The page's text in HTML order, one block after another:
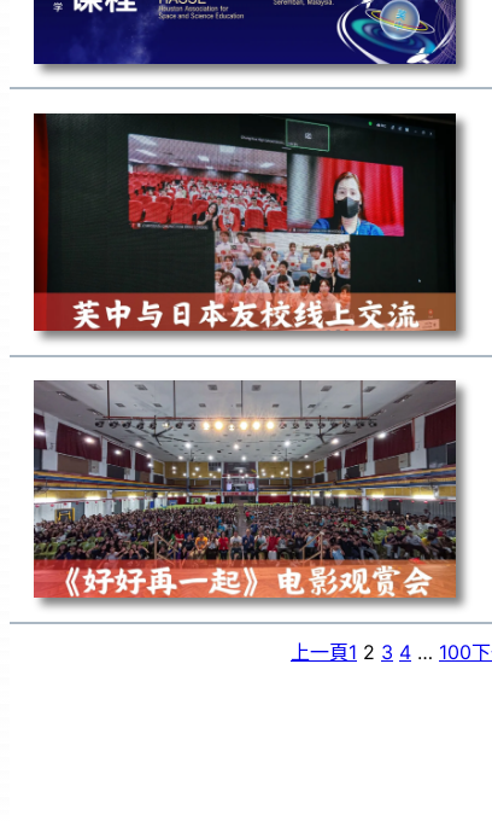
上一頁1 2 3 4 … 100